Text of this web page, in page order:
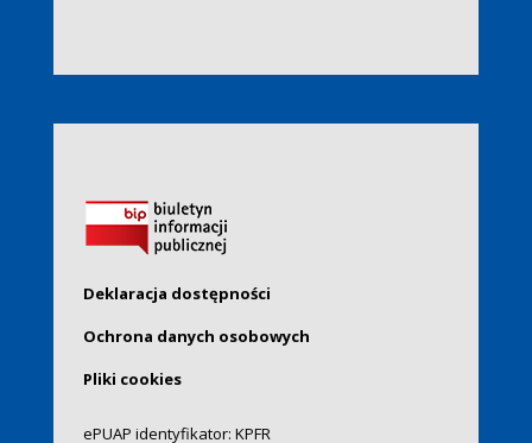
Deklaracja dostępności
Ochrona danych osobowych
Pliki cookies
ePUAP identyfikator: KPFR